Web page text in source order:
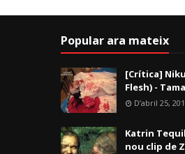
Popular ara mateix
[Crítica]
Flesh) -
D’abril 25,
Katrin
nou clip de